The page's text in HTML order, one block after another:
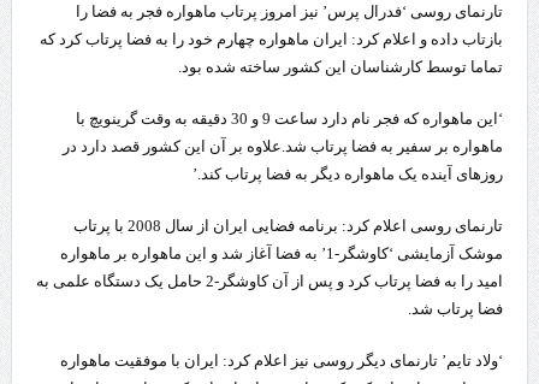
تارنمای روسی ‘فدرال پرس’ نیز امروز پرتاب ماهواره فجر به فضا را
بازتاب داده و اعلام کرد: ایران ماهواره چهارم خود را به فضا پرتاب کرد که
تماما توسط کارشناسان این کشور ساخته شده بود.
‘این ماهواره که فجر نام دارد ساعت 9 و 30 دقیقه به وقت گرینویچ با
ماهواره بر سفیر به فضا پرتاب شد.علاوه بر آن این کشور قصد دارد در
روزهای آینده یک ماهواره دیگر به فضا پرتاب کند.’
تارنمای روسی اعلام کرد: برنامه فضایی ایران از سال 2008 با پرتاب
موشک آزمایشی ‘کاوشگر-1’ به فضا آغاز شد و این ماهواره بر ماهواره
امید را به فضا پرتاب کرد و پس از آن کاوشگر-2 حامل یک دستگاه علمی به
فضا پرتاب شد.
‘ولاد تایم’ تارنمای دیگر روسی نیز اعلام کرد: ایران با موفقیت ماهواره